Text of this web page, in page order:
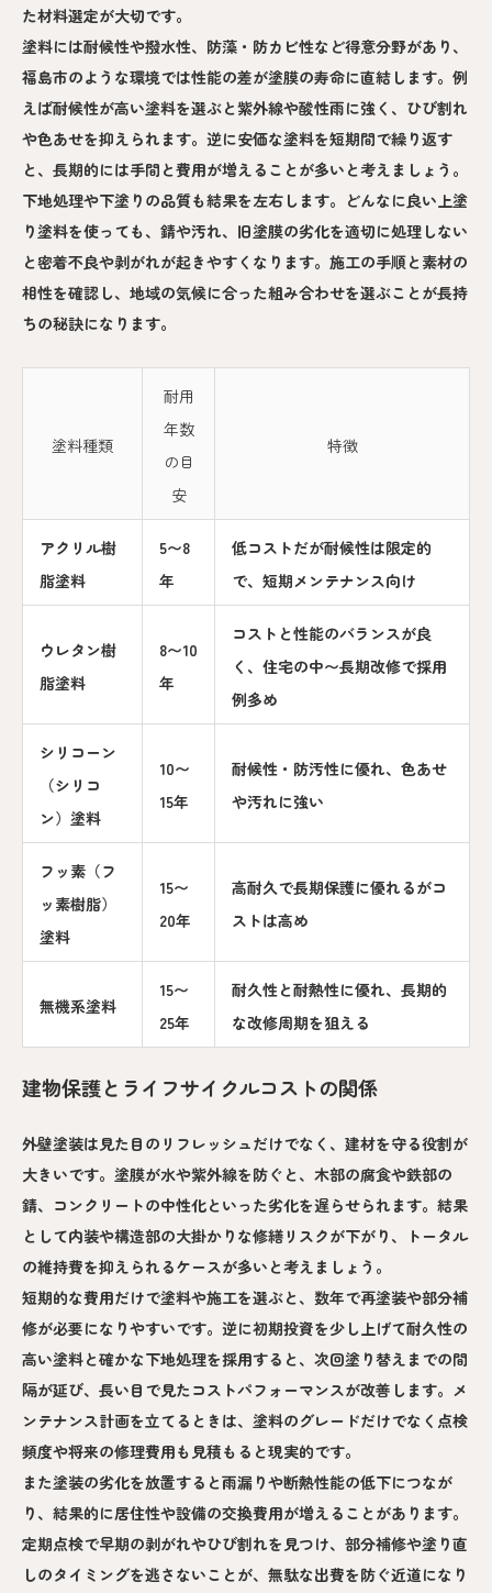
た材料選定が大切です。
塗料には耐候性や撥水性、防藻・防カビ性など得意分野があり、
福島市のような環境では性能の差が塗膜の寿命に直結します。例
えば耐候性が高い塗料を選ぶと紫外線や酸性雨に強く、ひび割れ
や色あせを抑えられます。逆に安価な塗料を短期間で繰り返す
と、長期的には手間と費用が増えることが多いと考えましょう。
下地処理や下塗りの品質も結果を左右します。どんなに良い上塗
り塗料を使っても、錆や汚れ、旧塗膜の劣化を適切に処理しない
と密着不良や剥がれが起きやすくなります。施工の手順と素材の
相性を確認し、地域の気候に合った組み合わせを選ぶことが長持
ちの秘訣になります。
塗料種類
耐用
年数
の目
安
特徴
アクリル樹
脂塗料
5〜8
年
低コストだが耐候性は限定的
で、短期メンテナンス向け
ウレタン樹
脂塗料
8〜10
年
コストと性能のバランスが良
く、住宅の中〜長期改修で採用
例多め
シリコーン
（シリコ
ン）塗料
10〜
15年
耐候性・防汚性に優れ、色あせ
や汚れに強い
フッ素（フ
ッ素樹脂）
塗料
15〜
20年
高耐久で長期保護に優れるがコ
ストは高め
無機系塗料
15〜
25年
耐久性と耐熱性に優れ、長期的
な改修周期を狙える
建物保護とライフサイクルコストの関係
外壁塗装は見た目のリフレッシュだけでなく、建材を守る役割が
大きいです。塗膜が水や紫外線を防ぐと、木部の腐食や鉄部の
錆、コンクリートの中性化といった劣化を遅らせられます。結果
として内装や構造部の大掛かりな修繕リスクが下がり、トータル
の維持費を抑えられるケースが多いと考えましょう。
短期的な費用だけで塗料や施工を選ぶと、数年で再塗装や部分補
修が必要になりやすいです。逆に初期投資を少し上げて耐久性の
高い塗料と確かな下地処理を採用すると、次回塗り替えまでの間
隔が延び、長い目で見たコストパフォーマンスが改善します。メ
ンテナンス計画を立てるときは、塗料のグレードだけでなく点検
頻度や将来の修理費用も見積もると現実的です。
また塗装の劣化を放置すると雨漏りや断熱性能の低下につなが
り、結果的に居住性や設備の交換費用が増えることがあります。
定期点検で早期の剥がれやひび割れを見つけ、部分補修や塗り直
しのタイミングを逃さないことが、無駄な出費を防ぐ近道になり